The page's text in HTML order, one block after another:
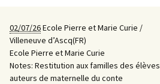
02/07/26Ecole Pierre et Marie Curie /
Villeneuve d’Ascq(FR)
Ecole Pierre et Marie Curie
Notes: Restitution aux familles des élèves
auteurs de maternelle du conte